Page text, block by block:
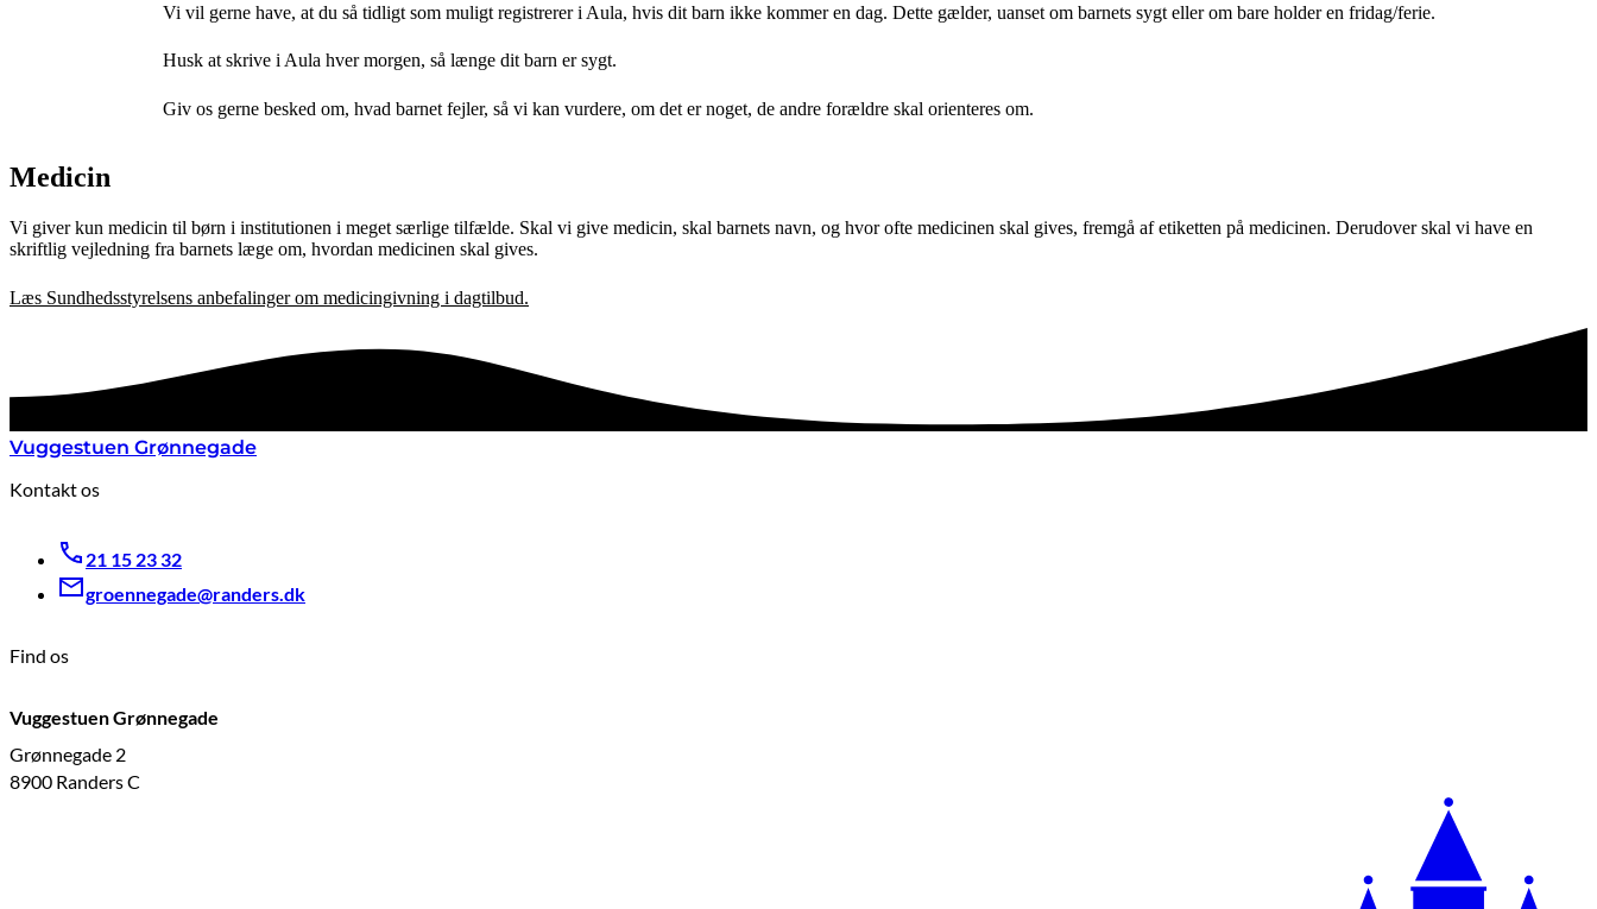
Vi vil gerne have, at du så tidligt som muligt registrerer i Aula, hvis dit barn ikke kommer en dag. Dette gælder, uanset om barnets sygt eller om bare holder en fridag/ferie.
Husk at skrive i Aula hver morgen, så længe dit barn er sygt.
Giv os gerne besked om, hvad barnet fejler, så vi kan vurdere, om det er noget, de andre forældre skal orienteres om.
Medicin
Vi giver kun medicin til børn i institutionen i meget særlige tilfælde. Skal vi give medicin, skal barnets navn, og hvor ofte medicinen skal gives, fremgå af etiketten på medicinen. Derudover skal vi have en
skriftlig vejledning fra barnets læge om, hvordan medicinen skal gives.
Læs Sundhedsstyrelsens anbefalinger om medicingivning i dagtilbud.
Vuggestuen Grønnegade
Kontakt os
21 15 23 32
groennegade@randers.dk
Find os
Vuggestuen Grønnegade
Grønnegade 2
8900 Randers C